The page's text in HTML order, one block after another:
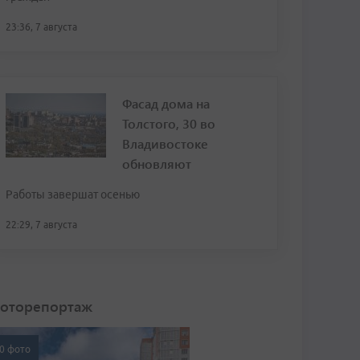
23:36, 7 августа
Фасад дома на
Толстого, 30 во
Владивостоке
обновляют
Работы завершат осенью
22:29, 7 августа
фото